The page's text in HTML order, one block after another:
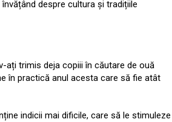
despre cultura și tradițiile
ați trimis deja copiii în căutare de ouă
în practică anul acesta care să fie atât
indicii mai dificile, care să le stimuleze